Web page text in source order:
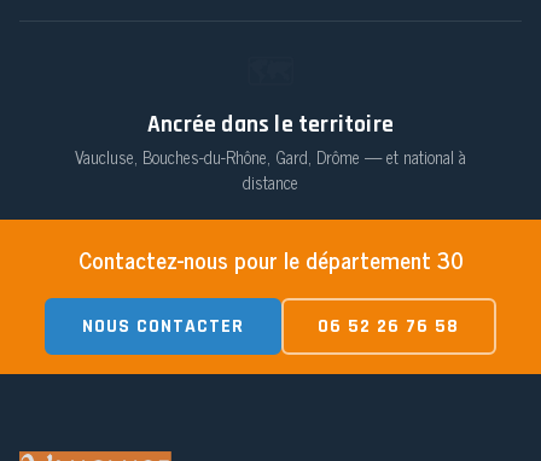
Ancrée dans le territoire
Vaucluse, Bouches-du-Rhône, Gard, Drôme — et national à
distance
Contactez-nous pour le département 30
NOUS CONTACTER 06 52 26 76 58